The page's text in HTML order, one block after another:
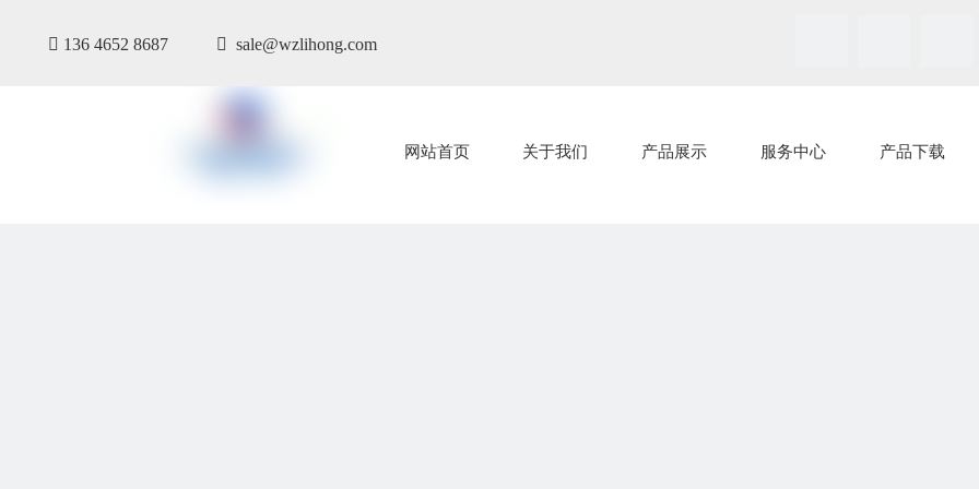
 136 4652 8687  sale@wzlihong.com
网站首页 关于我们 产品展示 服务中心 产品下载